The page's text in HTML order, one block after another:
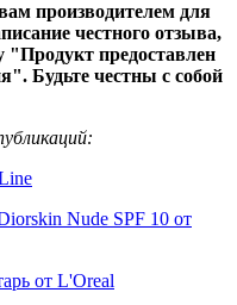
производителем для
честного отзыва,
"Продукт предоставлен
Будьте честны с собой
Nude SPF 10 от
от L'Oreal